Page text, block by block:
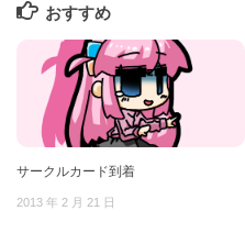
おすすめ
サークルカード到着
2013 年 2 月 21 日